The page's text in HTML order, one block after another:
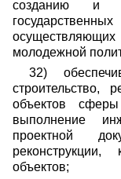
созданию и
молодежной
32)
строительство,
объектов
выполнение
проектной
реконструкции,
объектов;